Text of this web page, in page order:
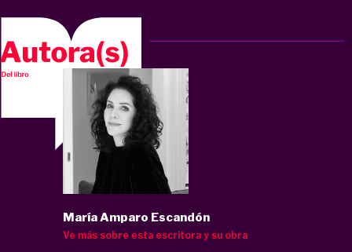
María Amparo Escandón
Ve más sobre esta escritora y su obra